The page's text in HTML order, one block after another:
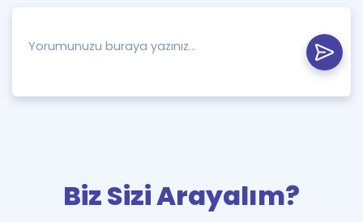
Biz Sizi Arayalım?